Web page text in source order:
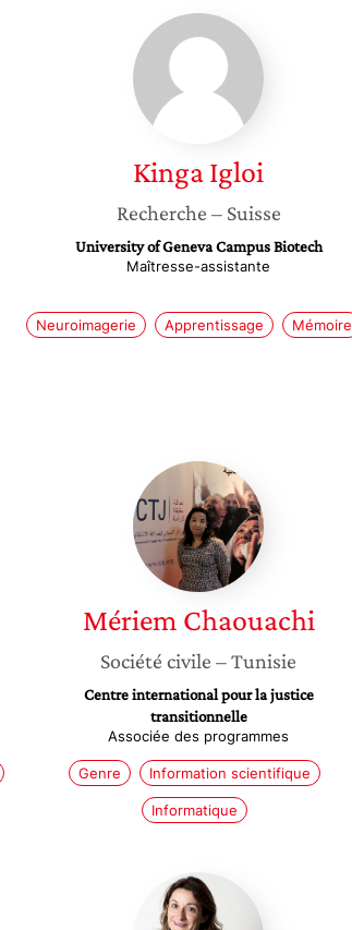
Kinga
Igloi
KingaIgloi
Recherche – Suisse
University of Geneva Campus Biotech
Maîtresse-assistante
Neuroimagerie Apprentissage Mémoire
Mériem
Chaouachi
Mériem Chaouachi
Société civile – Tunisie
Centre international pour la justice
transitionnelle
Associée des programmes
Genre Information scientifique
Informatique
Claire
Rampon